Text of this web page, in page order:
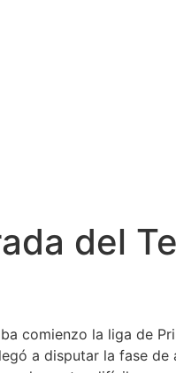
del
comienzo la liga de
a disputar la fase